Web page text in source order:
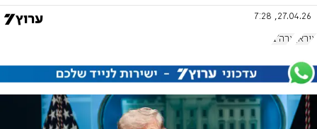
27.04.26, 7:28
איראן ארה"ב